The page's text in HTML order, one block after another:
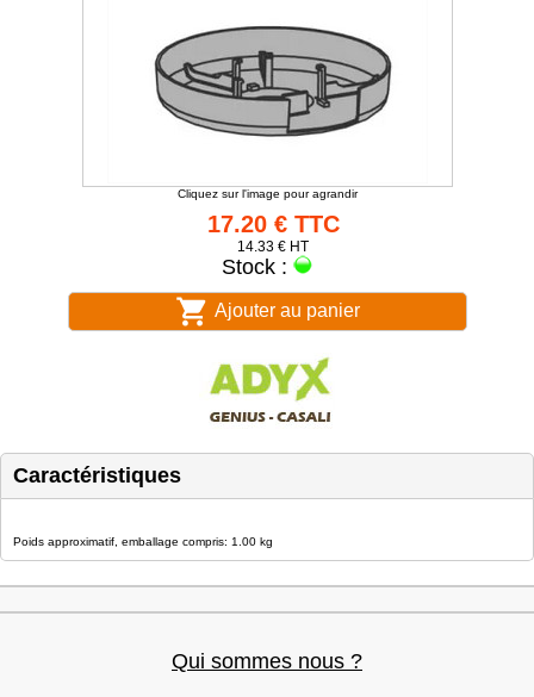
Cliquez sur l'image pour agrandir
17.20 € TTC
14.33 € HT
Stock :
Ajouter au panier
Caractéristiques
Poids approximatif, emballage compris: 1.00 kg
Qui sommes nous ?